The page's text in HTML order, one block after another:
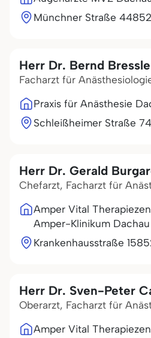
Münchner Straße 44
Herr Dr. Bernd
Facharzt für
Praxis für Anästhesie
Schleißheimer Straße 74
Herr Dr. Gerald
Chefarzt, Facharzt für
Amper Vital
Amper-Klinikum
Krankenhausstraße 15
Herr Dr. Sven-Peter
Oberarzt, Facharzt für
Amper Vital